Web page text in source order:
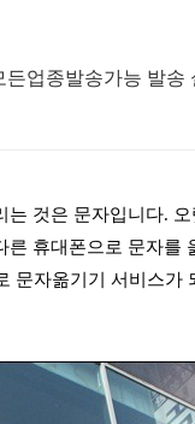
업종발송가능 발송
것은 문자입니다.
휴대폰으로 문자를
문자옮기기 서비스가